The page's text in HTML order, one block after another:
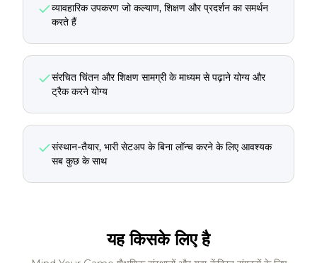
व्यावहारिक उपकरण जो कल्याण, शिक्षण और प्रदर्शन का समर्थन
करते हैं
संरचित चिंतन और शिक्षण सामग्री के माध्यम से पढ़ाने योग्य और
ट्रैक करने योग्य
संस्थान-तैयार, भारी सेटअप के बिना लॉन्च करने के लिए आवश्यक
सब कुछ के साथ
यह किसके लिए है